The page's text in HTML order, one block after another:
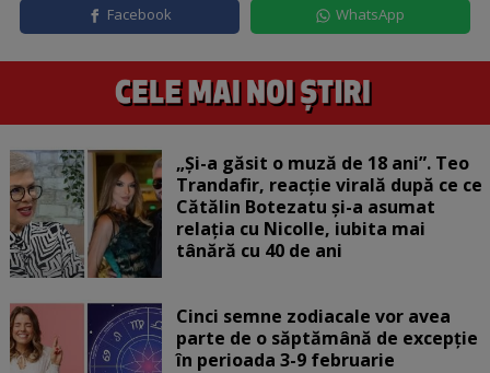
Facebook WhatsApp
„Și-a găsit o muză de 18 ani”. Teo
Trandafir, reacție virală după ce ce
Cătălin Botezatu și-a asumat
relația cu Nicolle, iubita mai
tânără cu 40 de ani
Cinci semne zodiacale vor avea
parte de o săptămână de excepție
în perioada 3-9 februarie